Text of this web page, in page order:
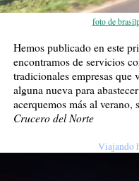
foto de
Hemos publicado en este
encontramos de servicios
tradicionales empresas que
alguna nueva para
acerquemos más al verano,
Crucero del Norte
Viajando